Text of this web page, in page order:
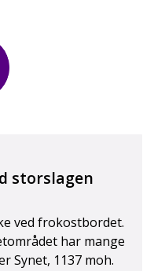
storslagen
ved frokostbordet.
har mange
Synet, 1137 moh.